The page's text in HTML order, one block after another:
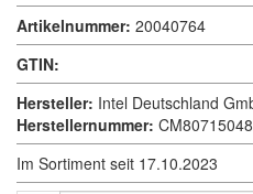
Artikelnummer: 20040764
GTIN:
Hersteller: Intel Deutschland
Herstellernummer:
Im Sortiment seit 17.10.2023